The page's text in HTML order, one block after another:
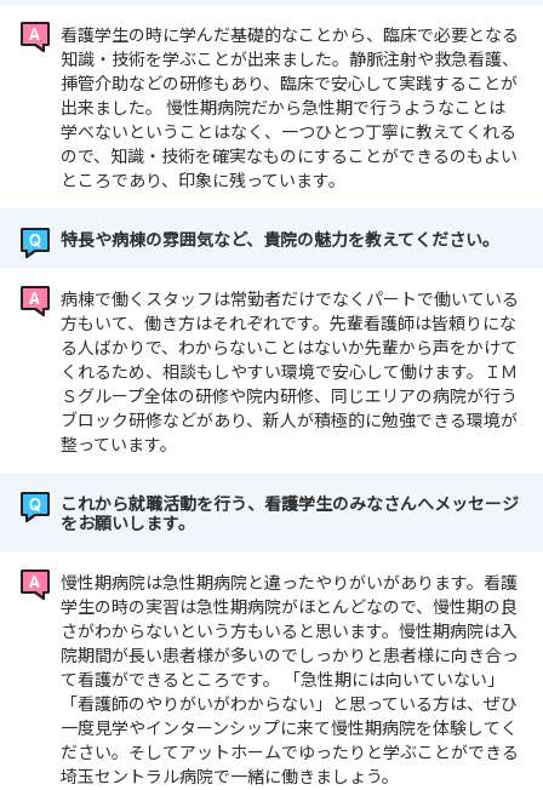
看護学生の時に学んだ基礎的なことから、臨床で必要となる
知識・技術を学ぶことが出来ました。静脈注射や救急看護、
挿管介助などの研修もあり、臨床で安心して実践することが
出来ました。 慢性期病院だから急性期で行うようなことは
学べないということはなく、一つひとつ丁寧に教えてくれる
ので、知識・技術を確実なものにすることができるのもよい
ところであり、印象に残っています。
特長や病棟の雰囲気など、貴院の魅力を教えてください。
病棟で働くスタッフは常勤者だけでなくパートで働いている
方もいて、働き方はそれぞれです。先輩看護師は皆頼りにな
る人ばかりで、わからないことはないか先輩から声をかけて
くれるため、相談もしやすい環境で安心して働けます。ＩＭ
Ｓグループ全体の研修や院内研修、同じエリアの病院が行う
ブロック研修などがあり、新人が積極的に勉強できる環境が
整っています。
これから就職活動を行う、看護学生のみなさんへメッセージ
をお願いします。
慢性期病院は急性期病院と違ったやりがいがあります。看護
学生の時の実習は急性期病院がほとんどなので、慢性期の良
さがわからないという方もいると思います。慢性期病院は入
院期間が長い患者様が多いのでしっかりと患者様に向き合っ
て看護ができるところです。 「急性期には向いていない」
「看護師のやりがいがわからない」と思っている方は、ぜひ
一度見学やインターンシップに来て慢性期病院を体験してく
ださい。そしてアットホームでゆったりと学ぶことができる
埼玉セントラル病院で一緒に働きましょう。